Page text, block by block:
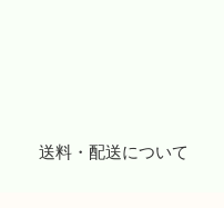
送料・配送について